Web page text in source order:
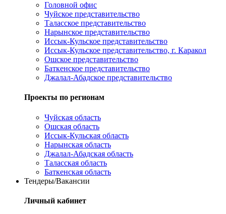
Головной офис
Чуйское представительство
Таласское представительство
Нарынское представительство
Иссык-Кульское представительство
Иссык-Кульское представительство, г. Каракол
Ошское представительство
Баткенское представительство
Джалал-Абадское представительство
Проекты по регионам
Чуйская область
Ошская область
Иссык-Кульская область
Нарынская область
Джалал-Абадская область
Таласская область
Баткенская область
Тендеры/Вакансии
Личный кабинет